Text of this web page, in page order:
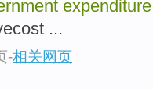
expenditure
...
-相关网页